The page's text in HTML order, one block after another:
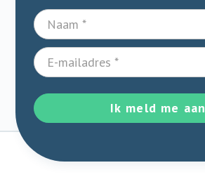
Ik meld me aan